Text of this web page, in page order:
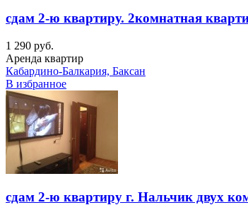
сдам 2-ю квартиру. 2комнатная
1 290 руб.
Аренда квартир
Кабардино-Балкария, Баксан
В избранное
сдам 2-ю квартиру г. Нальчик двух